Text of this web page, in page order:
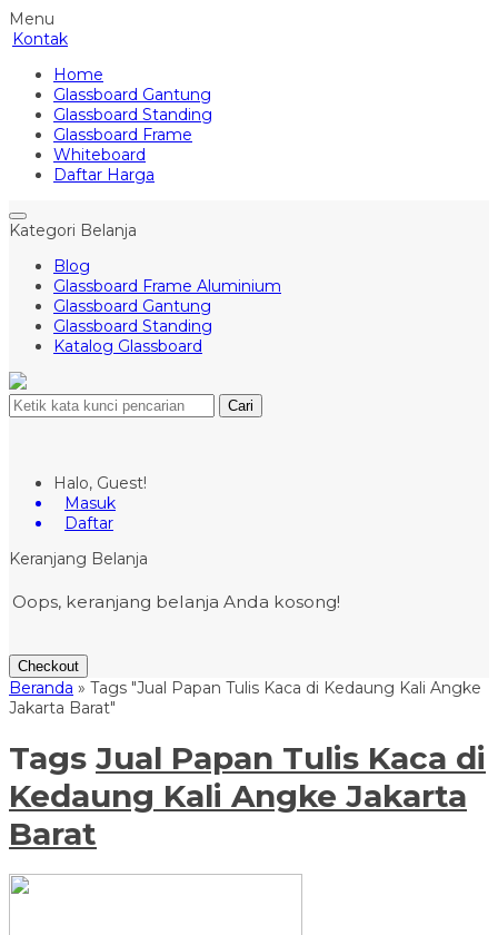
Menu
Kontak
Home
Glassboard Gantung
Glassboard Standing
Glassboard Frame
Whiteboard
Daftar Harga
Kategori Belanja
Blog
Glassboard Frame Aluminium
Glassboard Gantung
Glassboard Standing
Katalog Glassboard
Cari
Halo, Guest!
Masuk
Daftar
Keranjang Belanja
Oops, keranjang belanja Anda kosong!
Checkout
Beranda » Tags "Jual Papan Tulis Kaca di Kedaung Kali Angke
Jakarta Barat"
Tags Jual Papan Tulis Kaca di
Kedaung Kali Angke Jakarta
Barat